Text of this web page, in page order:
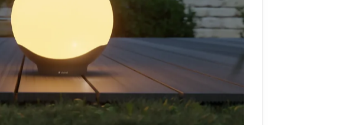
kürzester
Ansprechpartner.